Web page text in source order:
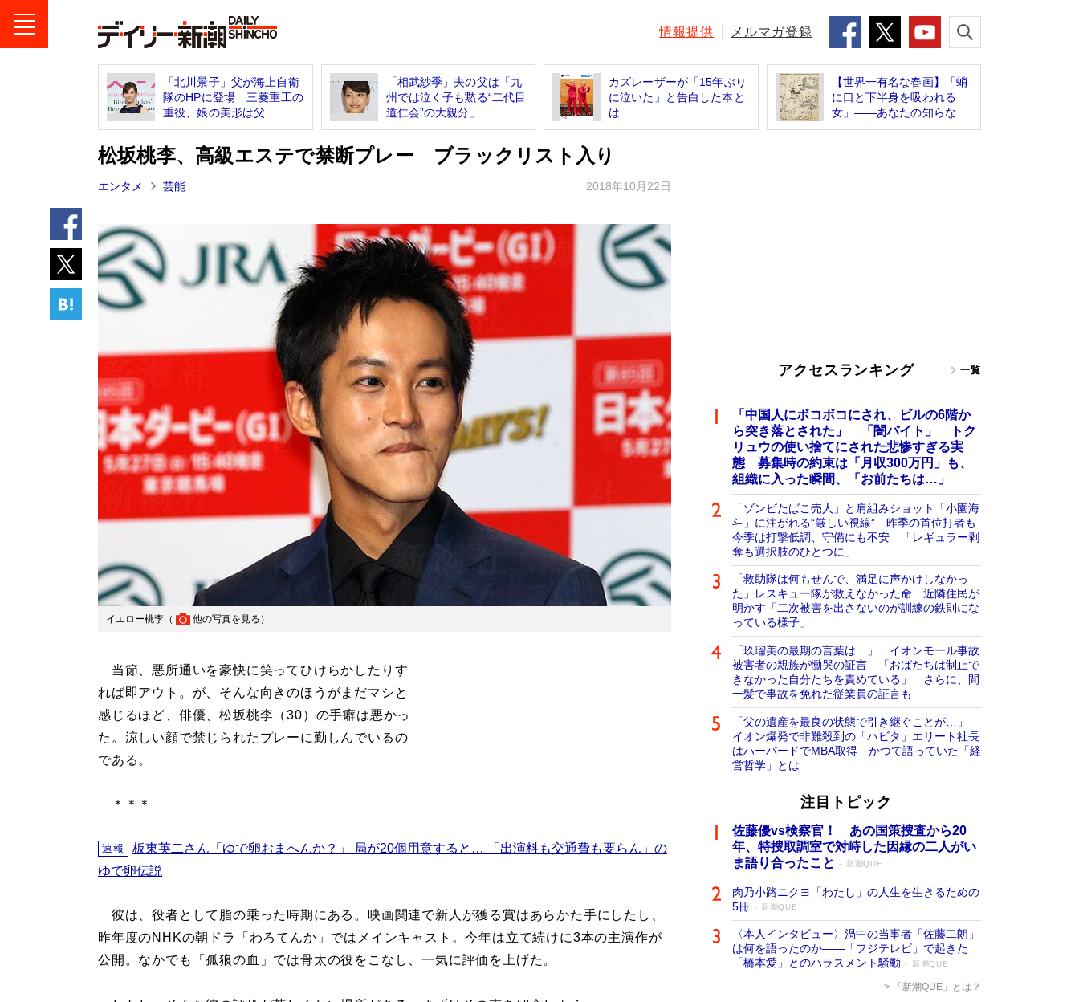
情報提供 メルマガ登録
「北川景子」父が海上自衛
隊のHPに登場 三菱重工の
重役、娘の美形は父...
「相武紗季」夫の父は「九
州では泣く子も黙る“二代目
道仁会”の大親分」
カズレーザーが「15年ぶり
に泣いた」と告白した本と
は
【世界一有名な春画】「蛸
に口と下半身を吸われる
女」――あなたの知らな...
松坂桃李、高級エステで禁断プレー ブラックリスト入り
エンタメ 芸能 2018年10月22日
イエロー桃李（ 他の写真を見る ）
当節、悪所通いを豪快に笑ってひけらかしたりす
れば即アウト。が、そんな向きのほうがまだマシと
感じるほど、俳優、松坂桃李（30）の手癖は悪かっ
た。涼しい顔で禁じられたプレーに勤しんでいるの
である。
＊＊＊
速報
板東英二さん「ゆで卵おまへんか？」 局が20個用意すると… 「出演料も交通費も要らん」の
ゆで卵伝説
彼は、役者として脂の乗った時期にある。映画関連で新人が獲る賞はあらかた手にしたし、
昨年度のNHKの朝ドラ「わろてんか」ではメインキャスト。今年は立て続けに3本の主演作が
公開。なかでも「孤狼の血」では骨太の役をこなし、一気に評価を上げた。
アクセスランキング 一覧
「中国人にボコボコにされ、ビルの6階か
ら突き落とされた」 「闇バイト」 トク
リュウの使い捨てにされた悲惨すぎる実
態 募集時の約束は「月収300万円」も、
組織に入った瞬間、「お前たちは…」
「ゾンビたばこ売人」と肩組みショット「小園海
斗」に注がれる“厳しい視線” 昨季の首位打者も
今季は打撃低調、守備にも不安 「レギュラー剥
奪も選択肢のひとつに」
「救助隊は何もせんで、満足に声かけしなかっ
た」レスキュー隊が救えなかった命 近隣住民が
明かす「二次被害を出さないのが訓練の鉄則にな
っている様子」
「玖瑠美の最期の言葉は…」 イオンモール事故
被害者の親族が慟哭の証言 「おばたちは制止で
きなかった自分たちを責めている」 さらに、間
一髪で事故を免れた従業員の証言も
「父の遺産を最良の状態で引き継ぐことが…」
イオン爆発で非難殺到の「ハビタ」エリート社長
はハーバードでMBA取得 かつて語っていた「経
営哲学」とは
注目トピック
佐藤優vs検察官！ あの国策捜査から20
年、特捜取調室で対峙した因縁の二人がい
ま語り合ったこと
新潮QUE
肉乃小路ニクヨ「わたし」の人生を生きるための
5冊
新潮QUE
〈本人インタビュー〉渦中の当事者「佐藤二朗」
は何を語ったのか――「フジテレビ」で起きた
「橋本愛」とのハラスメント騒動
新潮QUE
「新潮QUE」とは？